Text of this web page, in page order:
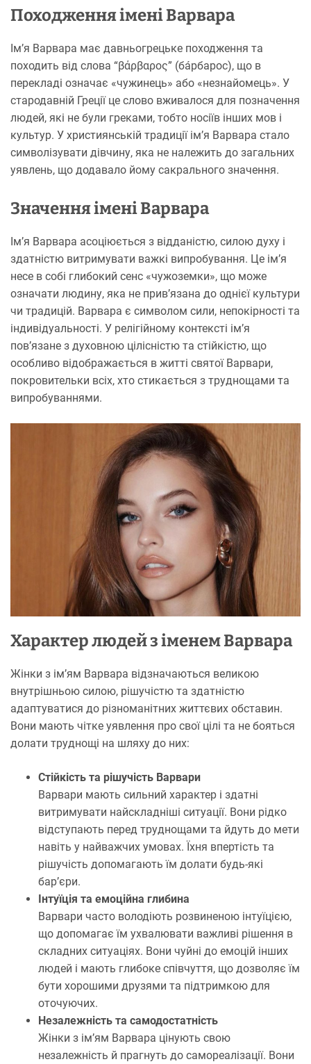
Походження імені Варвара
Ім’я Варвара має давньогрецьке походження та
походить від слова “βάρβαρος” (бáрбарос), що в
перекладі означає «чужинець» або «незнайомець». У
стародавній Греції це слово вживалося для позначення
людей, які не були греками, тобто носіїв інших мов і
культур. У християнській традиції ім’я Варвара стало
символізувати дівчину, яка не належить до загальних
уявлень, що додавало йому сакрального значення.
Значення імені Варвара
Ім’я Варвара асоціюється з відданістю, силою духу і
здатністю витримувати важкі випробування. Це ім’я
несе в собі глибокий сенс «чужоземки», що може
означати людину, яка не прив’язана до однієї культури
чи традицій. Варвара є символом сили, непокірності та
індивідуальності. У релігійному контексті ім’я
пов’язане з духовною цілісністю та стійкістю, що
особливо відображається в житті святої Варвари,
покровительки всіх, хто стикається з труднощами та
випробуваннями.
Характер людей з іменем Варвара
Жінки з ім’ям Варвара відзначаються великою
внутрішньою силою, рішучістю та здатністю
адаптуватися до різноманітних життєвих обставин.
Вони мають чітке уявлення про свої цілі та не бояться
долати труднощі на шляху до них:
Стійкість та рішучість Варвари
Варвари мають сильний характер і здатні
витримувати найскладніші ситуації. Вони рідко
відступають перед труднощами та йдуть до мети
навіть у найважчих умовах. Їхня впертість та
рішучість допомагають їм долати будь-які
бар’єри.
Інтуїція та емоційна глибина
Варвари часто володіють розвиненою інтуїцією,
що допомагає їм ухвалювати важливі рішення в
складних ситуаціях. Вони чуйні до емоцій інших
людей і мають глибоке співчуття, що дозволяє їм
бути хорошими друзями та підтримкою для
оточуючих.
Незалежність та самодостатність
Жінки з ім’ям Варвара цінують свою
незалежність й прагнуть до самореалізації. Вони